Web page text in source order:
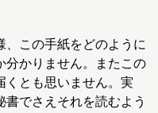
、この手紙をどのように
分かりません。またこの
くとも思いません。実
でさえそれを読むよう